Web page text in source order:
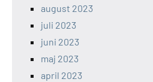
august 2023
juli 2023
juni 2023
maj 2023
april 2023